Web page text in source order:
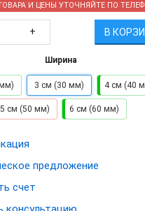
И ЦЕНЫ УТОЧНЯЙТЕ ПО
+ В
Ширина
3 см (30 мм) 4 см (40
5 см (50 мм) 6 см (60 мм)
предложение
счет